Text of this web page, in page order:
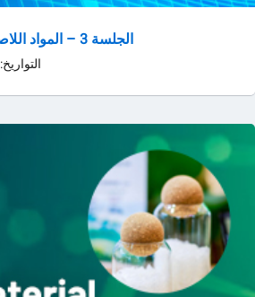
الجلسة 3 – المواد اللاصقة للصناعات الناشئة
التواريخ: 16 سبتمبر